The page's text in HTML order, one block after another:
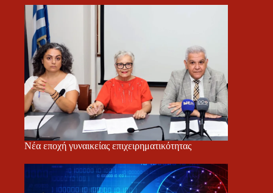
Νέα εποχή γυναικείας επιχειρηματικότητας